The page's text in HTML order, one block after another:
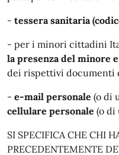
- tessera sanitaria
- per i minori cittadini
la presenza del minore
dei rispettivi documenti
- e-mail personale (o di
cellulare personale (o di
SI SPECIFICA CHE CHI
PRECEDENTEMENTE